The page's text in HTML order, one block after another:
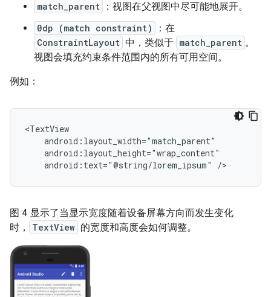
match_parent ：视图在父视图中尽可能地展开。
0dp (match constraint) ：在
ConstraintLayout 中，类似于 match_parent 。
视图会填充约束条件范围内的所有可用空间。
例如：
android:text="@string/lorem_ipsum"
图 4 显示了当显示宽度随着设备屏幕方向而发生变化
时，
TextView 的宽度和高度会如何调整。